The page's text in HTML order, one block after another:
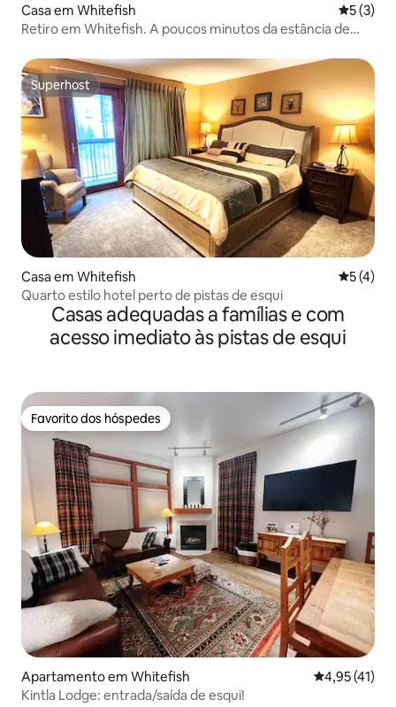
Casa em Whitefish
5 (3)
Retiro em Whitefish. A poucos minutos da estância de
Superhost
Superhost
Casa em Whitefish
5 (4)
Quarto estilo hotel perto de pistas de esqui
Casas adequadas a famílias e com
acesso imediato às pistas de esqui
Favorito dos hóspedes
Favorito dos hóspedes
Apartamento em Whitefish
4,95 (41)
Kintla Lodge: entrada/saída de esqui!